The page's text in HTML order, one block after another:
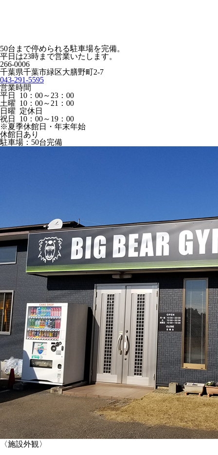
50台まで停められる駐車場を完備。
平日は23時まで営業いたします。
266-0006
千葉県千葉市緑区大膳野町2-7
043-291-5595
営業時間
平日 10：00～23：00
土曜 10：00～21：00
日曜 定休日
祝日 10：00～19：00
※夏季休館日・年末年始
休館日あり
駐車場：50台完備
〈施設外観〉